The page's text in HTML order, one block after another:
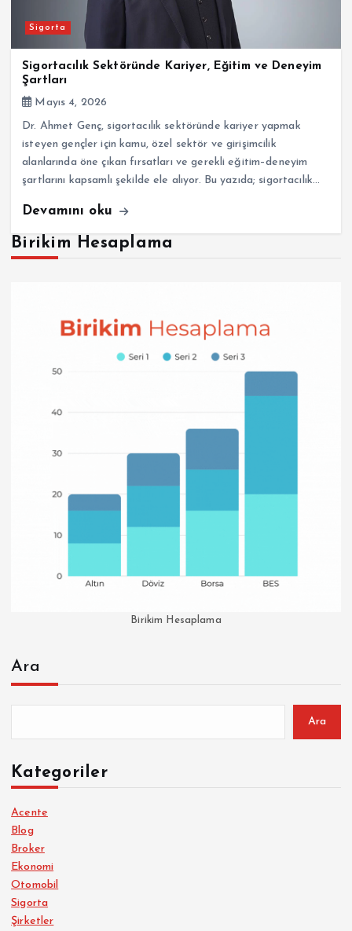
Sigorta
Sigortacılık Sektöründe Kariyer, Eğitim ve Deneyim
Şartları
Mayıs 4, 2026
Dr. Ahmet Genç, sigortacılık sektöründe kariyer yapmak
isteyen gençler için kamu, özel sektör ve girişimcilik
alanlarında öne çıkan fırsatları ve gerekli eğitim–deneyim
şartlarını kapsamlı şekilde ele alıyor. Bu yazıda; sigortacılık…
Devamını oku
Birikim Hesaplama
Birikim Hesaplama
Ara
Ara
Kategoriler
Acente
Blog
Broker
Ekonomi
Otomobil
Sigorta
Şirketler